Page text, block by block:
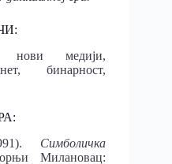
нови медији,
бинарност,
Симболичка
Милановац: